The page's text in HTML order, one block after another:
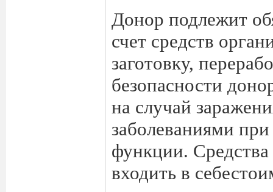
Донор подлежит
счет средств
заготовку,
безопасности
на случай
заболеваниями
функции.
входить в